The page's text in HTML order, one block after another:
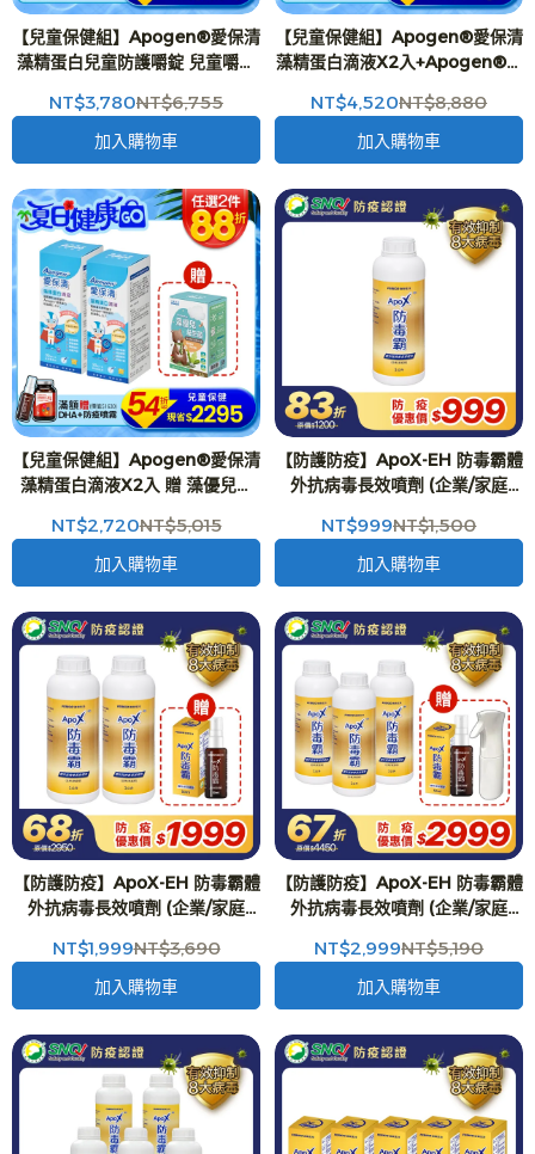
【兒童保健組】Apogen®愛保清
藻精蛋白兒童防護嚼錠 兒童嚼錠
末 全新改版 兒童益生菌 (2g*15
包/盒)X1入 -二代台美專利 防護再
升級
NT$3,780NT$6,755
加入購物車
【兒童保健組】Apogen®愛保清
藻精蛋白滴液X2入+Apogen®愛
嚼錠(60g/瓶)X2入 贈藻優兒益生
菌x2入-二代台美專利 防護再升級
NT$4,520NT$8,880
加入購物車
【兒童保健組】Apogen®愛保清
藻精蛋白滴液X2入 贈 藻優兒益
盒)X1入-二代台美專利 防護再升
級
NT$2,720NT$5,015
加入購物車
【防護防疫】ApoX-EH 防毒霸體
外抗病毒長效噴劑 (企業/家庭
NT$999NT$1,500
加入購物車
【防護防疫】ApoX-EH 防毒霸體
外抗病毒長效噴劑 (企業/家庭
NT$1,999NT$3,690
加入購物車
【防護防疫】ApoX-EH 防毒霸體
外抗病毒長效噴劑 (企業/家庭
NT$2,999NT$5,190
加入購物車